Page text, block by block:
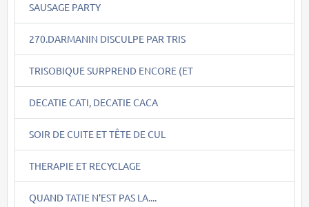
SAUSAGE PARTY
270.DARMANIN DISCULPE PAR TRIS
TRISOBIQUE SURPREND ENCORE (ET
DECATIE CATI, DECATIE CACA
SOIR DE CUITE ET TÊTE DE CUL
THERAPIE ET RECYCLAGE
QUAND TATIE N'EST PAS LA....